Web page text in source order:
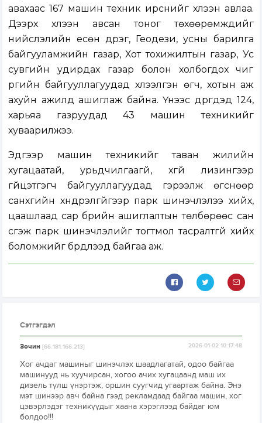
авахаас 167 машин техник ирснийг хүлээн авлаа.
Дээрх хүлээн авсан тоног төхөөрөмжүүдийг
нийслэлийн есөн дүүрэг, Геодези, усны барилга
байгууламжийн газар, Хот тохижилтын газар, Ус
сувгийн удирдах газар болон холбогдох чиг
үүргийн байгууллагуудад хүлээлгэн өгч, хотын аж
ахуйн ажилд ашиглаж байна. Үүнээс дүүргүүдэд 124,
харьяа газруудад 43 машин техникийг
хуваарилжээ.
Эдгээр машин техникийг таван жилийн
хугацаатай, урьдчилгаагүй, хүүгүй лизингээр
гүйцэтгэгч байгууллагуудад гэрээлж өгснөөр
санхүүгийн хүндрэлгүйгээр парк шинэчлэлээ хийх,
цаашлаад сар бүрийн ашиглалтын төлбөрөөс сан
үүсгэж парк шинэчлэлийг тогтмол тасралтгүй хийх
боломжийг бүрдүүлээд байгаа аж.
Сэтгэгдэл
Зочин[66.181.166.213] 2026-01-02 10:17:48
Хог ачдаг машиныг шинэчлэх шаадлагатай, одоо байгаа
машинууд нь хуучирсан, хогоо ачих хугацаанд маш их
дизель түлш үнэртэж, оршин суугчид угаартаж байна. Энэ
мэт шинээр авч байна гээд рекламдаад байгаа машин, хог
цэвэрлэдэг техникүүдыг хаана хэрэглээд байдаг юм
болдоо!!!